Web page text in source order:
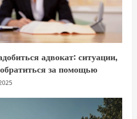
адвокат: ситуации,
за помощью